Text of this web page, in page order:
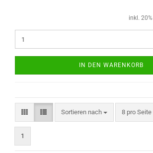
inkl.
IN DEN WARENKORB
Sortieren nach
Sortieren nach 8 pro Seite
pro Seite
1